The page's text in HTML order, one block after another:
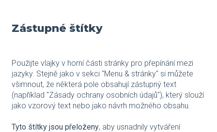
Zástupné štítky
Použijte vlajky v horní části stránky pro přepínání mezi
jazyky. Stejně jako v sekci "Menu & stránky" si můžete
všimnout, že některá pole obsahují zástupný text
(například "Zásady ochrany osobních údajů"), který slouží
jako vzorový text nebo jako návrh možného obsahu.
Tyto štítky jsou přeloženy, aby usnadnily vytváření